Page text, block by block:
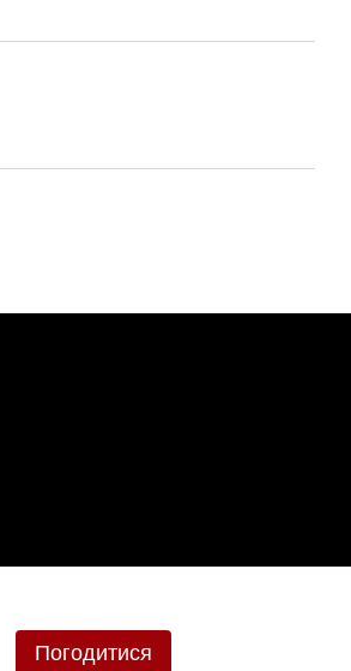
Погодитися